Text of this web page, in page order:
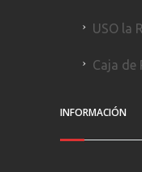
USO la
Caja de
INFORMACIÓN